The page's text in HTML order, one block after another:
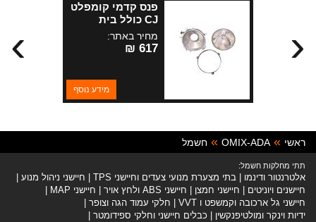
פנס קדמי קומפלט
CJ כולל בית
רפלקטור ומסגרת
פנימית
מחיר באתר:
617 ₪
מידע נוסף
› ‹
ראשי OMIX-ADA חשמל
תתי מחלקות חשמל:
אלטרנטור ודינמו בתי מצערת מנועי צעדים וחיישני TPS
חיישני ניהול מנוע
חיישנים ויוניטים
חיישני חמצן חיישני ABS ולחץ אויר
חיישני MAP
חיישני גל ארכובה וקמשפט ו VVT
חלקי עמוד הגה וצופר
ידיות וינקר ומולטיפנקשין
כבלים חיישני וחלקי ספידומטר